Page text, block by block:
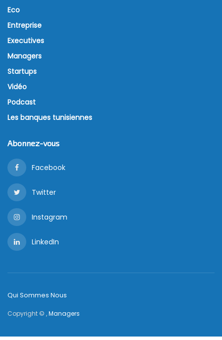
Eco
Entreprise
Executives
Managers
Startups
Vidéo
Podcast
Les banques tunisiennes
Abonnez-vous
Facebook
Twitter
Instagram
LinkedIn
Qui Sommes Nous
Copyright © ,Managers